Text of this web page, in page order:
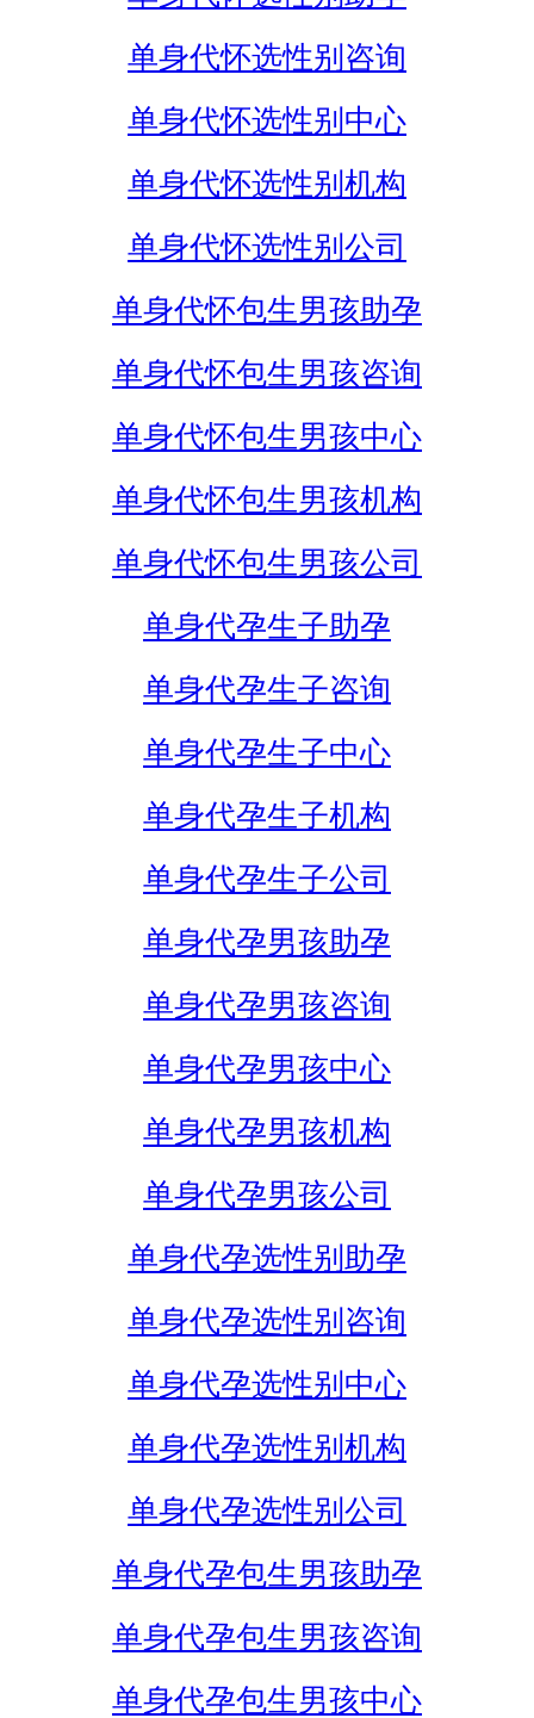
单身代怀选性别咨询
单身代怀选性别中心
单身代怀选性别机构
单身代怀选性别公司
单身代怀包生男孩助孕
单身代怀包生男孩咨询
单身代怀包生男孩中心
单身代怀包生男孩机构
单身代怀包生男孩公司
单身代孕生子助孕
单身代孕生子咨询
单身代孕生子中心
单身代孕生子机构
单身代孕生子公司
单身代孕男孩助孕
单身代孕男孩咨询
单身代孕男孩中心
单身代孕男孩机构
单身代孕男孩公司
单身代孕选性别助孕
单身代孕选性别咨询
单身代孕选性别中心
单身代孕选性别机构
单身代孕选性别公司
单身代孕包生男孩助孕
单身代孕包生男孩咨询
单身代孕包生男孩中心